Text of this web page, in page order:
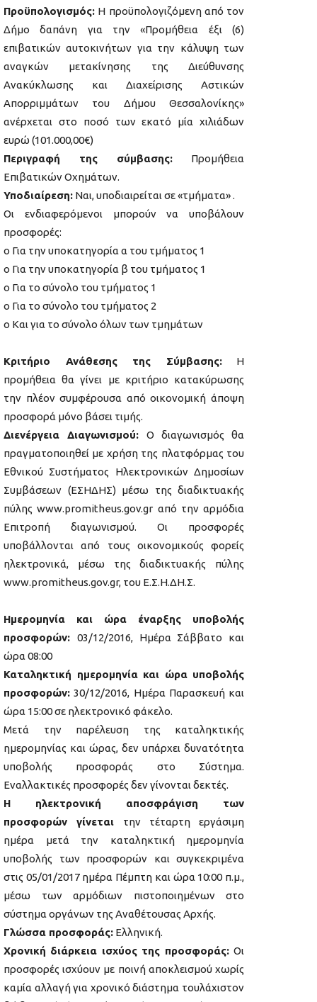
Προϋπολογισμός: Η προϋπολογιζόμενη από τον
Δήμο δαπάνη για την «Προμήθεια έξι (6)
επιβατικών αυτοκινήτων για την κάλυψη των
αναγκών μετακίνησης της Διεύθυνσης
Ανακύκλωσης και Διαχείρισης Αστικών
Απορριμμάτων του Δήμου Θεσσαλονίκης»
ανέρχεται στο ποσό των εκατό μία χιλιάδων
ευρώ (101.000,00€)
Περιγραφή της σύμβασης: Προμήθεια
Επιβατικών Οχημάτων.
Υποδιαίρεση: Ναι, υποδιαιρείται σε «τμήματα» .
Οι ενδιαφερόμενοι μπορούν να υποβάλουν
προσφορές:
o Για την υποκατηγορία α του τμήματος 1
o Για την υποκατηγορία β του τμήματος 1
o Για το σύνολο του τμήματος 1
o Για το σύνολο του τμήματος 2
o Και για το σύνολο όλων των τμημάτων
Κριτήριο Ανάθεσης της Σύμβασης:Η
προμήθεια θα γίνει με κριτήριο κατακύρωσης
την πλέον συμφέρουσα από οικονομική άποψη
προσφορά μόνο βάσει τιμής.
Διενέργεια Διαγωνισμού: Ο διαγωνισμός θα
πραγματοποιηθεί με χρήση της πλατφόρμας του
Εθνικού Συστήματος Ηλεκτρονικών Δημοσίων
Συμβάσεων (ΕΣΗΔΗΣ) μέσω της διαδικτυακής
πύλης www.promitheus.gov.gr από την αρμόδια
Επιτροπή διαγωνισμού. Οι προσφορές
υποβάλλονται από τους οικονομικούς φορείς
ηλεκτρονικά, μέσω της διαδικτυακής πύλης
www.promitheus.gov.gr, του Ε.Σ.Η.ΔΗ.Σ.
Ημερομηνία και ώρα έναρξης υποβολής
προσφορών: 03/12/2016, Ημέρα Σάββατο και
ώρα 08:00
Καταληκτική ημερομηνία και ώρα υποβολής
προσφορών: 30/12/2016, Ημέρα Παρασκευή και
ώρα 15:00 σε ηλεκτρονικό φάκελο.
Μετά την παρέλευση της καταληκτικής
ημερομηνίας και ώρας, δεν υπάρχει δυνατότητα
υποβολής προσφοράς στο Σύστημα.
Εναλλακτικές προσφορές δεν γίνονται δεκτές.
Η ηλεκτρονική αποσφράγιση των
προσφορών γίνεται την τέταρτη εργάσιμη
ημέρα μετά την καταληκτική ημερομηνία
υποβολής των προσφορών και συγκεκριμένα
στις 05/01/2017 ημέρα Πέμπτη και ώρα 10:00 π.μ.,
μέσω των αρμόδιων πιστοποιημένων στο
σύστημα οργάνων της Αναθέτουσας Αρχής.
Γλώσσα προσφοράς: Ελληνική.
Χρονική διάρκεια ισχύος της προσφοράς: Οι
προσφορές ισχύουν με ποινή αποκλεισμού χωρίς
καμία αλλαγή για χρονικό διάστημα τουλάχιστον